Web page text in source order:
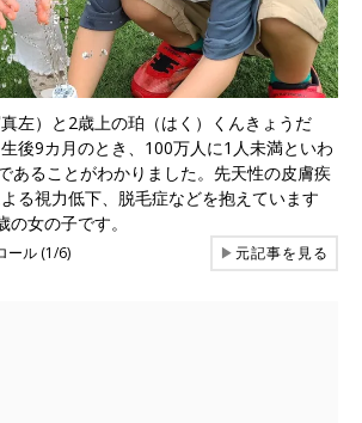
左）と2歳上の珀（はく）くんきょうだ
後9カ月のとき、100万人に1人未満といわ
あることがわかりました。先天性の皮膚疾
る視力低下、脱毛症などを抱えています
女の子です。
ール (1/6) ▶元記事を見る